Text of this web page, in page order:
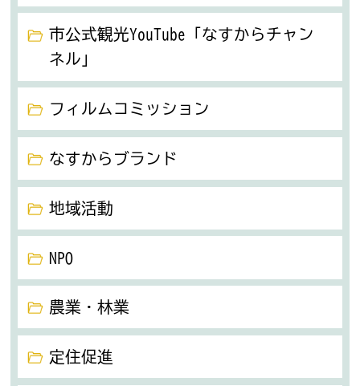
市公式観光YouTube「なすからチャン
ネル」
フィルムコミッション
なすからブランド
地域活動
NPO
農業・林業
定住促進